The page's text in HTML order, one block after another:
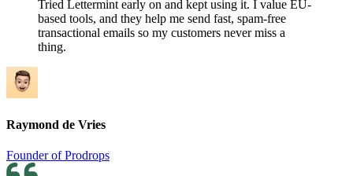
Tried Lettermint early on and kept using it. I value EU-
based tools, and they help me send fast, spam-free
transactional emails so my customers never miss a
thing.
Raymond de Vries
Founder of Prodrops